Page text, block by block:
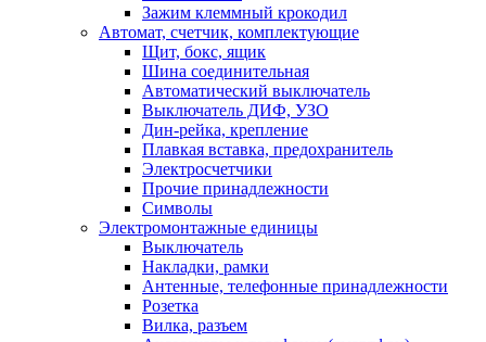
Зажим клеммный крокодил
Автомат, счетчик, комплектующие
Щит, бокс, ящик
Шина соединительная
Автоматический выключатель
Выключатель ДИФ, УЗО
Дин-рейка, крепление
Плавкая вставка, предохранитель
Электросчетчики
Прочие принадлежности
Символы
Электромонтажные единицы
Выключатель
Накладки, рамки
Антенные, телефонные принадлежности
Розетка
Вилка, разъем